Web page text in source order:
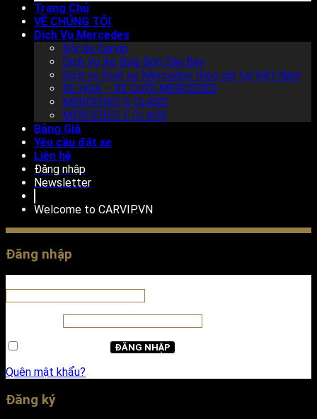
Trang Chủ
VỀ CHÚNG TÔI
Dịch Vụ Mercedes
Đội Xe Carvip
Dịch Vụ Xe Đưa Đón Sân Bay
Dịch vụ thuê xe Mercedes theo giờ tại Việt Nam
XE HOA – XE CƯỚI MERCEDES
MERCEDES S CLASS
MERCEDES E CLASS
Bảng Giá
Yêu cầu đặt xe
Liên hệ
Đăng nhập
Newsletter
Welcome to CARVIP.VN
Đăng nhập
ĐĂNG NHẬP
Quên mật khẩu?
Đăng ký